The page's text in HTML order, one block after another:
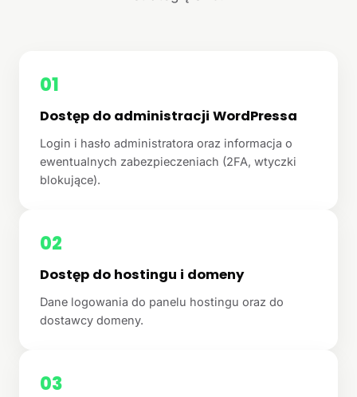
01
Dostęp do administracji WordPressa
Login i hasło administratora oraz informacja o
ewentualnych zabezpieczeniach (2FA, wtyczki
blokujące).
02
Dostęp do hostingu i domeny
Dane logowania do panelu hostingu oraz do
dostawcy domeny.
03